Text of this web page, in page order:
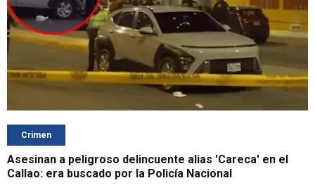
Crimen
Asesinan a peligroso delincuente alias 'Careca' en el
Callao: era buscado por la Policía Nacional